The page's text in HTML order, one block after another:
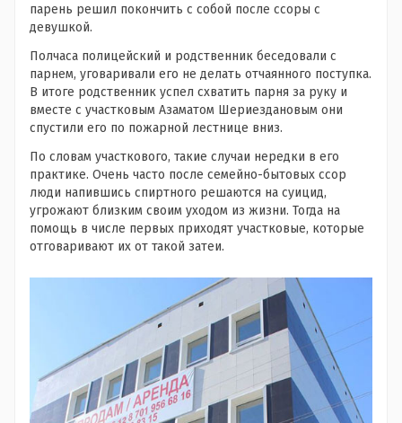
парень решил покончить с собой после ссоры с
девушкой.
Полчаса полицейский и родственник беседовали с
парнем, уговаривали его не делать отчаянного поступка.
В итоге родственник успел схватить парня за руку и
вместе с участковым Азаматом Шериездановым они
спустили его по пожарной лестнице вниз.
По словам участкового, такие случаи нередки в его
практике. Очень часто после семейно-бытовых ссор
люди напившись спиртного решаются на суицид,
угрожают близким своим уходом из жизни. Тогда на
помощь в числе первых приходят участковые, которые
отговаривают их от такой затеи.